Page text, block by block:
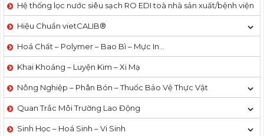
Hệ thống lọc nước siêu sạch RO EDI​​ toà nhà sản xuất/bệnh viện
Hiệu Chuẩn vietCALIB®
Hoá Chất – Polymer – Bao Bì – Mực In…
Khai Khoáng – Luyện Kim – Xi Mạ
Nông Nghiệp – Phân Bón – Thuốc Bảo Vệ Thực Vật
Quan Trắc Môi Trường Lao Động
Sinh Học – Hoá Sinh – Vi Sinh